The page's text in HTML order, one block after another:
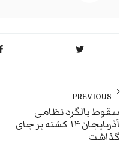
راهبری
نوشته
PREVIOUS
Previous
post:
سقوط بالگرد نظامی
آذربایجان ۱۴ کشته بر جای
گذاشت